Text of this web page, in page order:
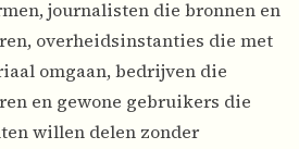
journalisten die bronnen en
overheidsinstanties die met
omgaan, bedrijven die
en gewone gebruikers die
willen delen zonder